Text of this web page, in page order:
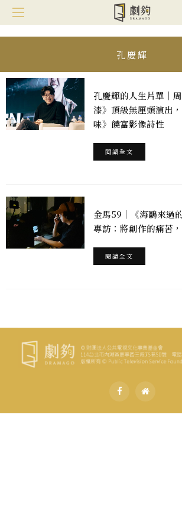
孔慶輝
孔慶輝的人生片單｜
漆》頂級無厘頭演出
味》饒富影像詩性
閱讀全文
金馬59｜《海鷗來過
專訪：將創作的痛苦
閱讀全文